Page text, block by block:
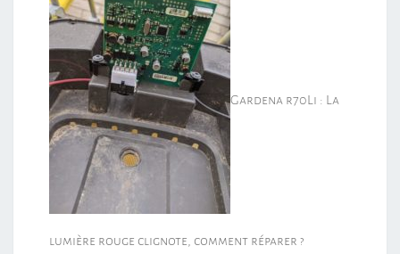
Gardena r70Li : La
lumière rouge clignote, comment réparer ?